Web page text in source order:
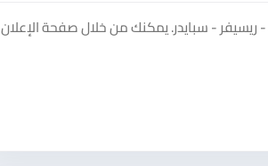
- ريسيفر - سبايدر. يمكنك من خلال صفحة الإعلان